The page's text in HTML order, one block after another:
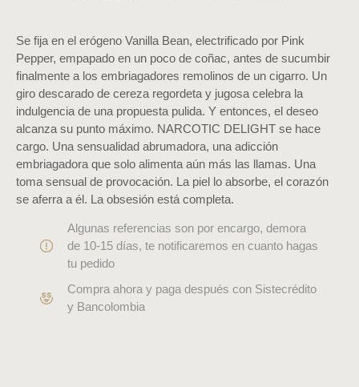
Se fija en el erógeno Vanilla Bean, electrificado por Pink
Pepper, empapado en un poco de coñac, antes de sucumbir
finalmente a los embriagadores remolinos de un cigarro. Un
giro descarado de cereza regordeta y jugosa celebra la
indulgencia de una propuesta pulida. Y entonces, el deseo
alcanza su punto máximo. NARCOTIC DELIGHT se hace
cargo. Una sensualidad abrumadora, una adicción
embriagadora que solo alimenta aún más las llamas. Una
toma sensual de provocación. La piel lo absorbe, el corazón
se aferra a él. La obsesión está completa.
Algunas referencias son por encargo, demora
de 10-15 días, te notificaremos en cuanto hagas
tu pedido
Compra ahora y paga después con Sistecrédito
y Bancolombia